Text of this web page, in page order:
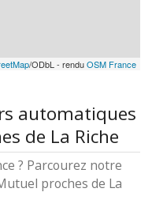
/ODbL - renduOSM France
automatiques
de La Riche
? Parcourez notre
proches de La